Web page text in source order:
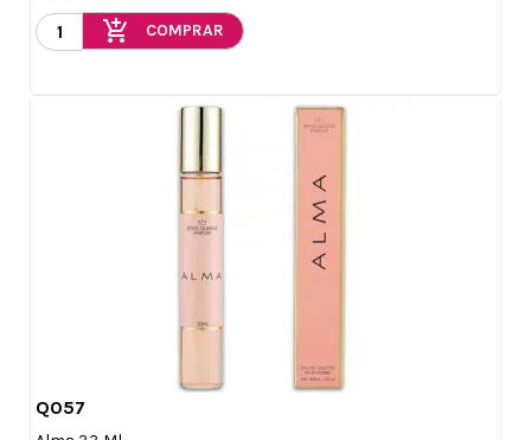
add_shopping_cart COMPRAR
Q057